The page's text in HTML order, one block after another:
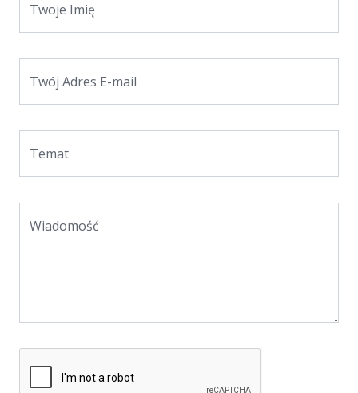
Twoje Imię
Twój Adres E-mail
Temat
Wiadomość